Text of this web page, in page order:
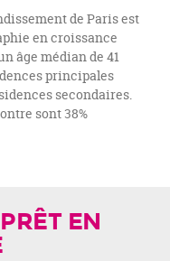
de Paris est
en croissance
âge médian de 41
principales
secondaires.
sont 38%
EN